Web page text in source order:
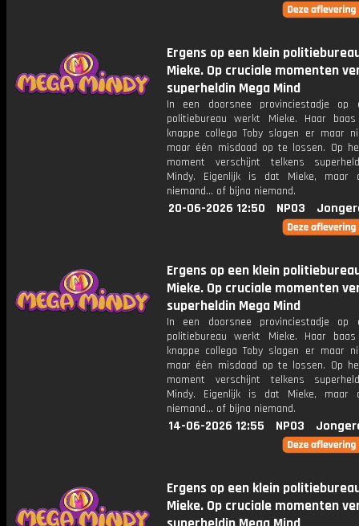
Ergens op een klein
Mieke. Op cruciale momenten
superheldin Mega Mind
In een doorsnee provinciestadje op
politiebureau werkt Mieke. Haar
knappe collega Toby slagen er maar
maar één misdaad op te lossen. Op
moment verschijnt telkens
Mindy. Eigenlijk is dat Mieke, maar
niemand... of bijna niemand.
20-06-2026 12:50 NPO3
Ergens op een klein
Mieke. Op cruciale momenten
superheldin Mega Mind
In een doorsnee provinciestadje op
politiebureau werkt Mieke. Haar
knappe collega Toby slagen er maar
maar één misdaad op te lossen. Op
moment verschijnt telkens
Mindy. Eigenlijk is dat Mieke, maar
niemand... of bijna niemand.
14-06-2026 12:55 NPO3
Ergens op een klein
Mieke. Op cruciale momenten